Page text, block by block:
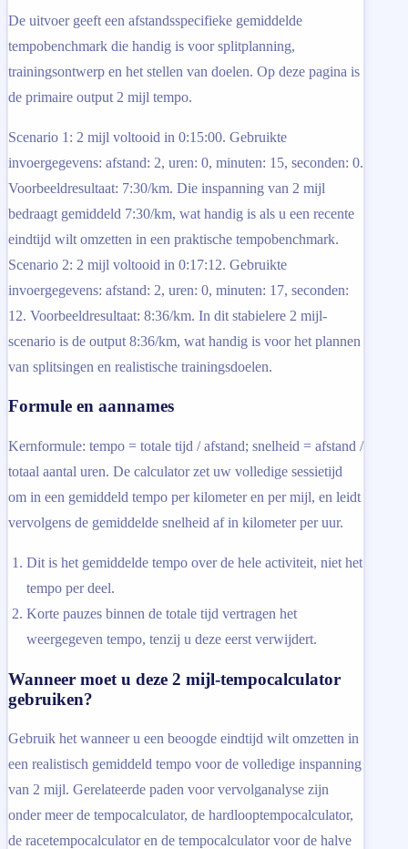
De uitvoer geeft een afstandsspecifieke gemiddelde
tempobenchmark die handig is voor splitplanning,
trainingsontwerp en het stellen van doelen. Op deze pagina is
de primaire output 2 mijl tempo.
Scenario 1: 2 mijl voltooid in 0:15:00. Gebruikte
invoergegevens: afstand: 2, uren: 0, minuten: 15, seconden: 0.
Voorbeeldresultaat: 7:30/km. Die inspanning van 2 mijl
bedraagt gemiddeld 7:30/km, wat handig is als u een recente
eindtijd wilt omzetten in een praktische tempobenchmark.
Scenario 2: 2 mijl voltooid in 0:17:12. Gebruikte
invoergegevens: afstand: 2, uren: 0, minuten: 17, seconden:
12. Voorbeeldresultaat: 8:36/km. In dit stabielere 2 mijl-
scenario is de output 8:36/km, wat handig is voor het plannen
van splitsingen en realistische trainingsdoelen.
Formule en aannames
Kernformule: tempo = totale tijd / afstand; snelheid = afstand /
totaal aantal uren. De calculator zet uw volledige sessietijd
om in een gemiddeld tempo per kilometer en per mijl, en leidt
vervolgens de gemiddelde snelheid af in kilometer per uur.
Dit is het gemiddelde tempo over de hele activiteit, niet het
tempo per deel.
Korte pauzes binnen de totale tijd vertragen het
weergegeven tempo, tenzij u deze eerst verwijdert.
Wanneer moet u deze 2 mijl-tempocalculator
gebruiken?
Gebruik het wanneer u een beoogde eindtijd wilt omzetten in
een realistisch gemiddeld tempo voor de volledige inspanning
van 2 mijl. Gerelateerde paden voor vervolganalyse zijn
onder meer de tempocalculator, de hardlooptempocalculator,
de racetempocalculator en de tempocalculator voor de halve